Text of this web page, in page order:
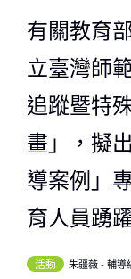
有關教育
立臺灣師
追蹤暨特
畫」，擬
導案例」
育人員踴
活動 朱疆薇- 輔導